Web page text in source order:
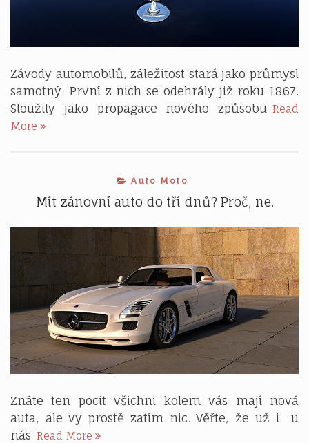
Závody automobilů, záležitost stará jako průmysl
samotný. První z nich se odehrály již roku 1867.
Sloužily jako propagace nového způsobu Read
More Auto-
Auto Moto
Mít zánovní auto do tří dnů? Proč, ne.
Znáte ten pocit všichni kolem vás mají nová
auta, ale vy prostě zatím nic. Věřte, že už i u
nás Read More Mít